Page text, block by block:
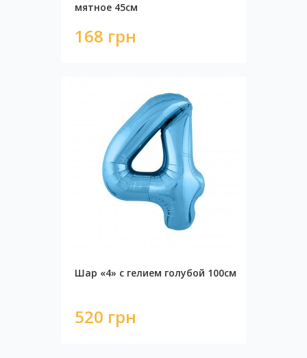
мятное 45см
168 грн
Шар «4» с гелием голубой 100см
520 грн